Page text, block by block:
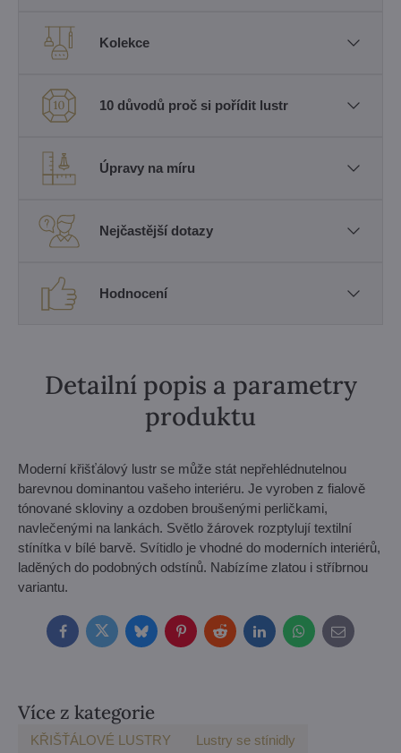
Kolekce
10 důvodů proč si pořídit lustr
Úpravy na míru
Nejčastější dotazy
Hodnocení
Detailní popis a parametry
produktu
Moderní křišťálový lustr se může stát nepřehlédnutelnou
barevnou dominantou vašeho interiéru. Je vyroben z fialově
tónované skloviny a ozdoben broušenými perličkami,
navlečenými na lankách. Světlo žárovek rozptylují textilní
stínítka v bílé barvě. Svítidlo je vhodné do moderních interiérů,
laděných do podobných odstínů. Nabízíme zlatou i stříbrnou
variantu.
FacebookTwitterBlueskyPinterestRedditLinkedInWhatsApp
E-
mail
Více z kategorie
KŘIŠŤÁLOVÉ LUSTRY Lustry se stínidly